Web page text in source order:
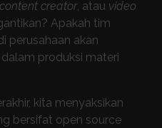
content creator, atau video
Apakah tim
perusahaan akan
produksi materi
kita menyaksikan
bersifat open source